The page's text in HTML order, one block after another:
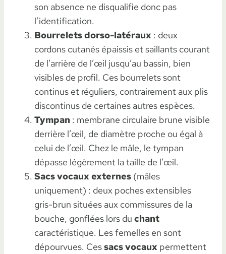
son absence ne disqualifie donc pas
l’identification.
Bourrelets dorso-latéraux : deux
cordons cutanés épaissis et saillants courant
de l’arrière de l’œil jusqu’au bassin, bien
visibles de profil. Ces bourrelets sont
continus et réguliers, contrairement aux plis
discontinus de certaines autres espèces.
Tympan : membrane circulaire brune visible
derrière l’œil, de diamètre proche ou égal à
celui de l’œil. Chez le mâle, le tympan
dépasse légèrement la taille de l’œil.
Sacs vocaux externes (mâles
uniquement) : deux poches extensibles
gris-brun situées aux commissures de la
bouche, gonflées lors du chant
caractéristique. Les femelles en sont
dépourvues. Cessacs vocaux permettent